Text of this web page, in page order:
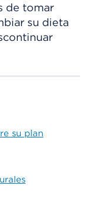
de tomar
su dieta
su plan